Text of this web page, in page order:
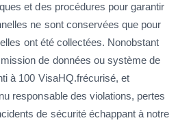
et des procédures pour garantir
ne sont conservées que pour
ont été collectées. Nonobstant
de données ou système de
à 100 VisaHQ.frécurisé, et
responsable des violations, pertes
de sécurité échappant à notre